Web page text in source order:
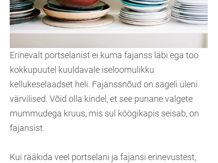
Erinevalt portselanist ei kuma fajanss läbi ega too
kokkupuutel kuuldavale iseloomulikku
kellukeselaadset heli. Fajanssnõud on sageli üleni
värvilised. Võid olla kindel, et see punane valgete
mummudega kruus, mis sul köögikapis seisab, on
fajansist.
Kui rääkida veel portselani ja fajansi erinevustest,